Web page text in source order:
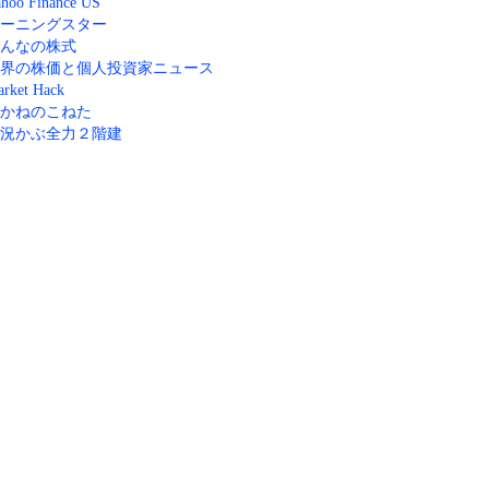
ニングスター
なの株式
の株価と個人投資家ニュース
Hack
ねのこねた
かぶ全力２階建